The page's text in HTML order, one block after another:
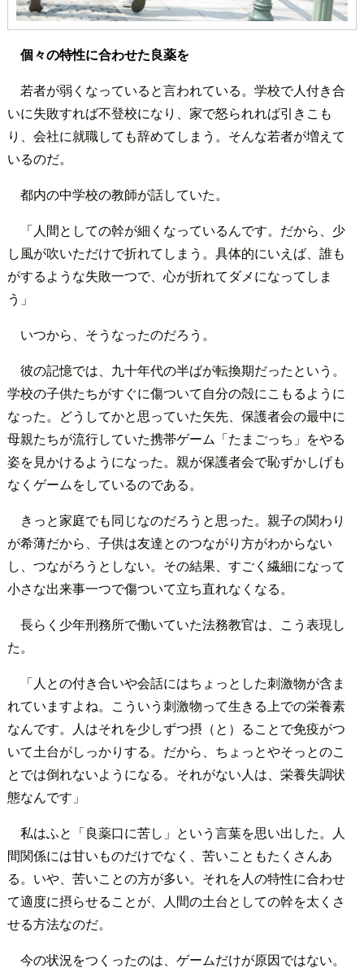
個々の特性に合わせた良薬を
若者が弱くなっていると言われている。学校で人付き合
いに失敗すれば不登校になり、家で怒られれば引きこも
り、会社に就職しても辞めてしまう。そんな若者が増えて
いるのだ。
都内の中学校の教師が話していた。
「人間としての幹が細くなっているんです。だから、少
し風が吹いただけで折れてしまう。具体的にいえば、誰も
がするような失敗一つで、心が折れてダメになってしま
う」
いつから、そうなったのだろう。
彼の記憶では、九十年代の半ばが転換期だったという。
学校の子供たちがすぐに傷ついて自分の殻にこもるように
なった。どうしてかと思っていた矢先、保護者会の最中に
母親たちが流行していた携帯ゲーム「たまごっち」をやる
姿を見かけるようになった。親が保護者会で恥ずかしげも
なくゲームをしているのである。
きっと家庭でも同じなのだろうと思った。親子の関わり
が希薄だから、子供は友達とのつながり方がわからない
し、つながろうとしない。その結果、すごく繊細になって
小さな出来事一つで傷ついて立ち直れなくなる。
長らく少年刑務所で働いていた法務教官は、こう表現し
た。
「人との付き合いや会話にはちょっとした刺激物が含ま
れていますよね。こういう刺激物って生きる上での栄養素
なんです。人はそれを少しずつ摂（と）ることで免疫がつ
いて土台がしっかりする。だから、ちょっとやそっとのこ
とでは倒れないようになる。それがない人は、栄養失調状
態なんです」
私はふと「良薬口に苦し」という言葉を思い出した。人
間関係には甘いものだけでなく、苦いこともたくさんあ
る。いや、苦いことの方が多い。それを人の特性に合わせ
て適度に摂らせることが、人間の土台としての幹を太くさ
せる方法なのだ。
今の状況をつくったのは、ゲームだけが原因ではない。